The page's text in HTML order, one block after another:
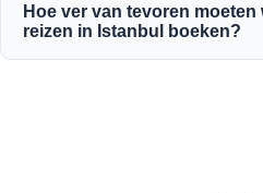
lentetulpenfestivals tot
winterreizen en rijke culinaire
Hoe ver van tevoren
reizen in Istanbul boeken?